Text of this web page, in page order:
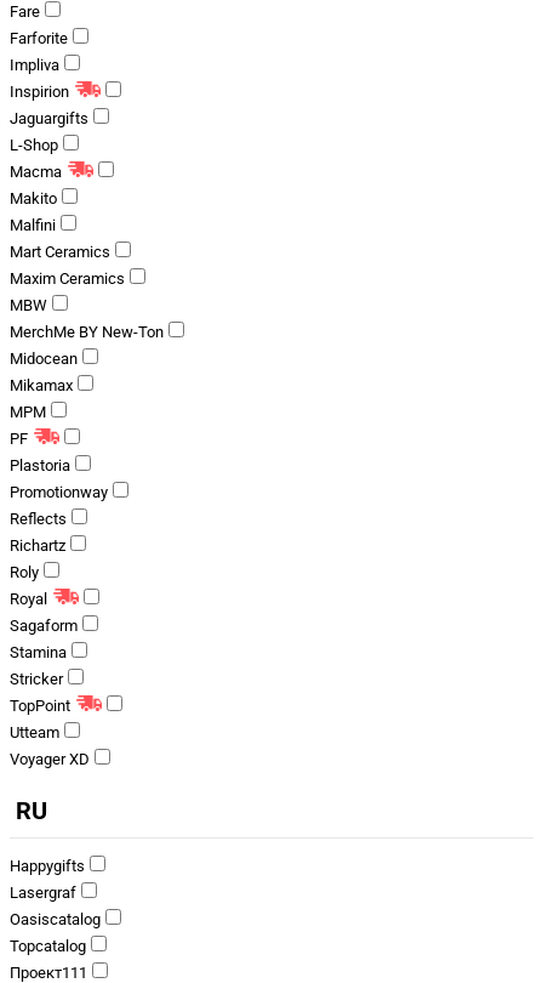
Fare
Farforite
Impliva
Inspirion
Jaguargifts
L-Shop
Macma
Makito
Malfini
Mart Ceramics
Maxim Ceramics
MBW
MerchMe BY New-Ton
Midocean
Mikamax
MPM
PF
Plastoria
Promotionway
Reflects
Richartz
Roly
Royal
Sagaform
Stamina
Stricker
TopPoint
Utteam
Voyager XD
RU
Happygifts
Lasergraf
Oasiscatalog
Topcatalog
Проект111